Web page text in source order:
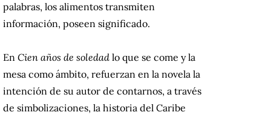
palabras, los alimentos transmiten
información, poseen significado.
En Cien años de soledad lo que se come y la
mesa como ámbito, refuerzan en la novela la
intención de su autor de contarnos, a través
de simbolizaciones, la historia del Caribe